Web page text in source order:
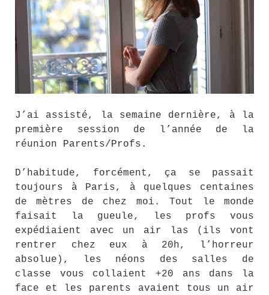
J’ai assisté, la semaine dernière, à la
première session de l’année de la
réunion Parents/Profs.
D’habitude, forcément, ça se passait
toujours à Paris, à quelques centaines
de mètres de chez moi. Tout le monde
faisait la gueule, les profs vous
expédiaient avec un air las (ils vont
rentrer chez eux à 20h, l’horreur
absolue), les néons des salles de
classe vous collaient +20 ans dans la
face et les parents avaient tous un air